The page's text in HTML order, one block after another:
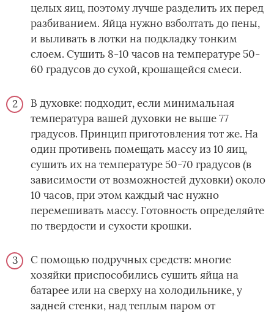
целых яиц, поэтому лучше разделить их перед
разбиванием. Яйца нужно взболтать до пены,
и выливать в лотки на подкладку тонким
слоем. Сушить 8-10 часов на температуре 50-
60 градусов до сухой, крошащейся смеси.
В духовке: подходит, если минимальная
температура вашей духовки не выше 77
градусов. Принцип приготовления тот же. На
один противень помещать массу из 10 яиц,
сушить их на температуре 50-70 градусов (в
зависимости от возможностей духовки) около
10 часов, при этом каждый час нужно
перемешивать массу. Готовность определяйте
по твердости и сухости крошки.
С помощью подручных средств: многие
хозяйки приспособились сушить яйца на
батарее или на сверху на холодильнике, у
задней стенки, над теплым паром от